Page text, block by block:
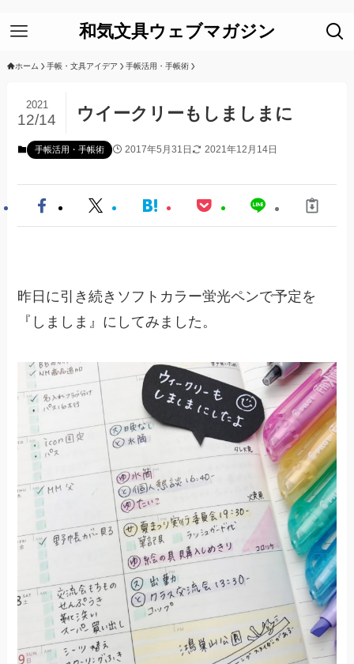
和気文具ウェブマガジン
ホーム 手帳・文具アイデア 手帳活用・手帳術
ウイークリーもしましまに
2021
12/14
手帳活用・手帳術 2017年5月31日 2021年12月14日
昨日に引き続きソフトカラー蛍光ペンで予定を
『しましま』にしてみました。